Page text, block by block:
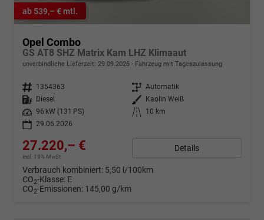
ab 539,– € mtl.
Opel Combo
GS AT8 SHZ Matrix Kam LHZ Klimaaut
unverbindliche Lieferzeit: 29.09.2026 Fahrzeug mit Tageszulassung
Fahrzeugnr. 1354363 Getriebe Automatik
Kraftstoff
Diesel Außenfarbe
Kaolin Weiß
Leistung
96 kW (131 PS) Kilometerstand
10 km
29.06.2026
27.220,– €
incl. 19% MwSt.
Details
Verbrauch kombiniert: 5,50 l/100km
CO2-Klasse: E
CO2-Emissionen: 145,00 g/km